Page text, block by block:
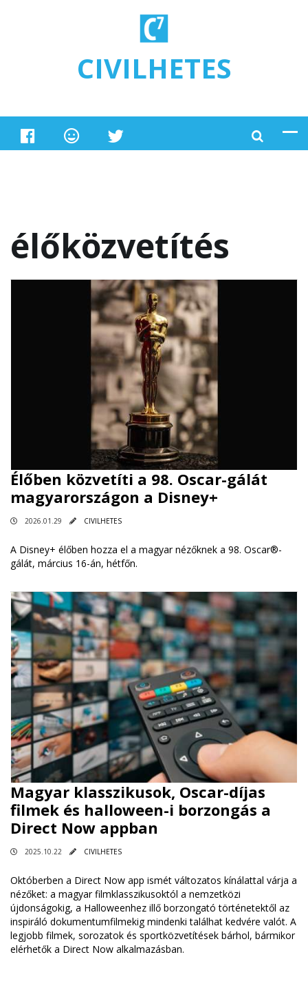
CIVILHETES
élőközvetítés
Élőben közvetíti a 98. Oscar-gálát
magyarországon a Disney+
2026.01.29 CIVILHETES
A Disney+ élőben hozza el a magyar nézőknek a 98. Oscar®-
gálát, március 16-án, hétfőn.
Magyar klasszikusok, Oscar-díjas
filmek és halloween-i borzongás a
Direct Now appban
2025.10.22 CIVILHETES
Októberben a Direct Now app ismét változatos kínálattal várja a
nézőket: a magyar filmklasszikusoktól a nemzetközi
újdonságokig, a Halloweenhez illő borzongató történetektől az
inspiráló dokumentumfilmekig mindenki találhat kedvére valót. A
legjobb filmek, sorozatok és sportközvetítések bárhol, bármikor
elérhetők a Direct Now alkalmazásban.